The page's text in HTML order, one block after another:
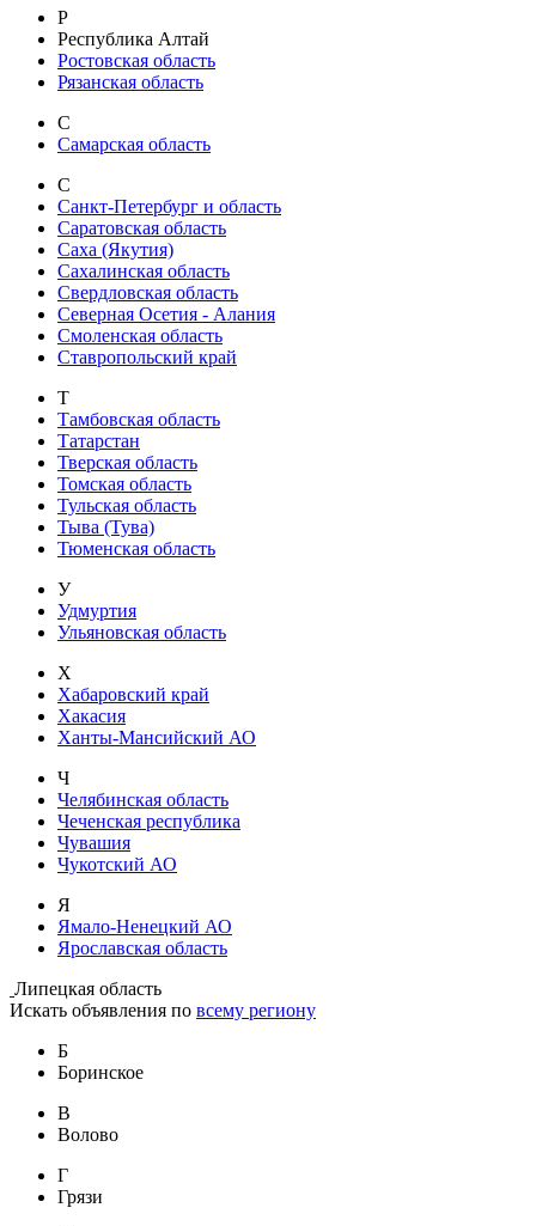
Р
Республика Алтай
Ростовская область
Рязанская область
С
Самарская область
С
Санкт-Петербург и область
Саратовская область
Саха (Якутия)
Сахалинская область
Свердловская область
Северная Осетия - Алания
Смоленская область
Ставропольский край
Т
Тамбовская область
Татарстан
Тверская область
Томская область
Тульская область
Тыва (Тува)
Тюменская область
У
Удмуртия
Ульяновская область
Х
Хабаровский край
Хакасия
Ханты-Мансийский АО
Ч
Челябинская область
Чеченская республика
Чувашия
Чукотский АО
Я
Ямало-Ненецкий АО
Ярославская область
Липецкая область
Искать объявления по всему региону
Б
Боринское
В
Волово
Г
Грязи